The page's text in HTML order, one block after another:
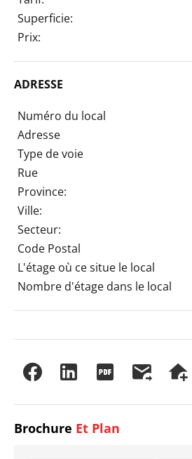
Superficie:
Prix:
ADRESSE
Numéro du local
Adresse
Type de voie
Rue
Province:
Ville:
Secteur:
Code Postal
L'étage où ce situe le local
Nombre d'étage dans le local
Brochure Et Plan